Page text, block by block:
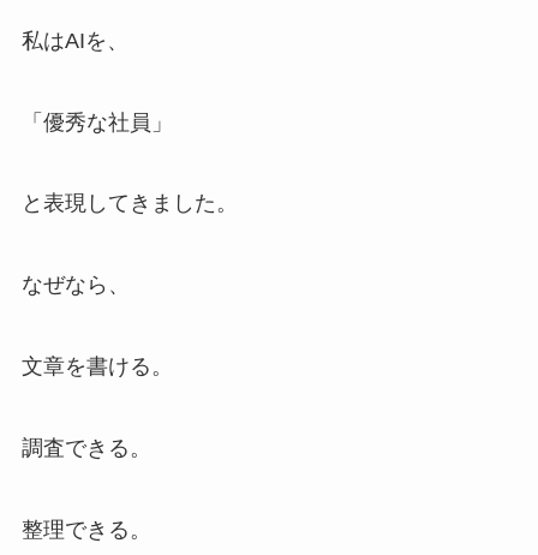
私はAIを、
「優秀な社員」
と表現してきました。
なぜなら、
文章を書ける。
調査できる。
整理できる。